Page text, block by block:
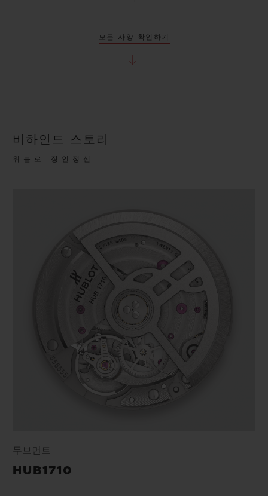
모든 사양 확인하기
비하인드 스토리
위블로 장인정신
무브먼트
HUB1710